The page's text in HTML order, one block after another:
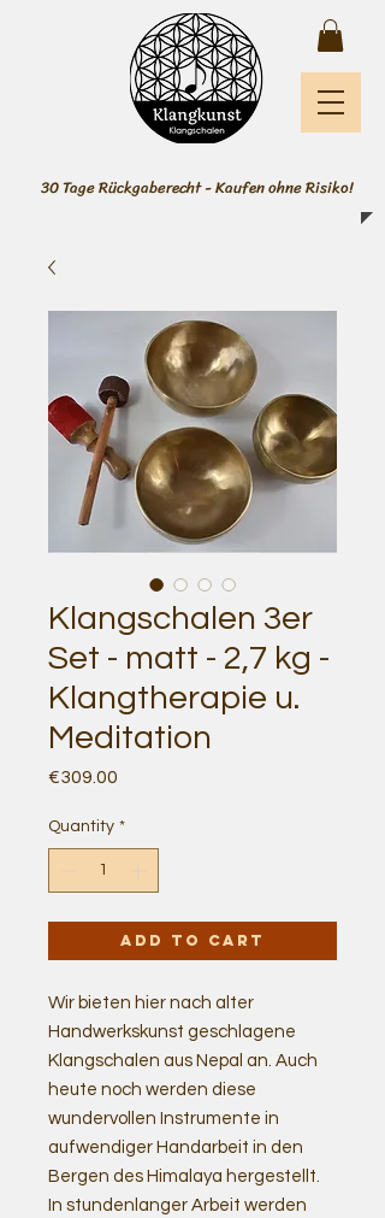
30 Tage Rückgaberecht - Kaufen ohne Risiko!
Klangschalen 3er
Set - matt - 2,7 kg -
Klangtherapie u.
Meditation
€309.00
Quantity *
Add to Cart
Wir bieten hier nach alter
Handwerkskunst geschlagene
Klangschalen aus Nepal an. Auch
heute noch werden diese
wundervollen Instrumente in
aufwendiger Handarbeit in den
Bergen des Himalaya hergestellt.
In stundenlanger Arbeit werden